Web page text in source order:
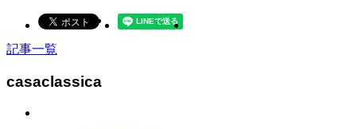
記事一覧
casaclassica